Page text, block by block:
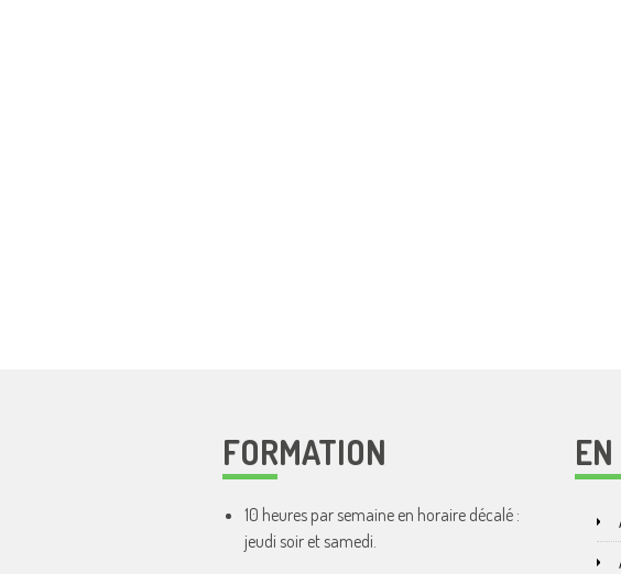
FORMATION
10 heures par semaine en horaire décalé :
jeudi soir et samedi.